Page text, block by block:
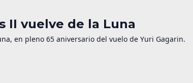
II vuelve de la Luna
en pleno 65 aniversario del vuelo de Yuri Gagarin.